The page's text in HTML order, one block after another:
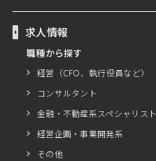
求人情報
職種から探す
経営（CFO、執行役員など）
コンサルタント
金融・不動産系スペシャリスト
経営企画・事業開発系
その他